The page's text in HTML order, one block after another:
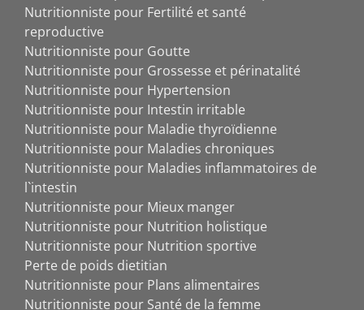
Nutritionniste pour Fertilité et santé
reproductive
Nutritionniste pour Goutte
Nutritionniste pour Grossesse et périnatalité
Nutritionniste pour Hypertension
Nutritionniste pour Intestin irritable
Nutritionniste pour Maladie thyroïdienne
Nutritionniste pour Maladies chroniques
Nutritionniste pour Maladies inflammatoires de
l`intestin
Nutritionniste pour Mieux manger
Nutritionniste pour Nutrition holistique
Nutritionniste pour Nutrition sportive
Perte de poids dietitian
Nutritionniste pour Plans alimentaires
Nutritionniste pour Santé de la femme